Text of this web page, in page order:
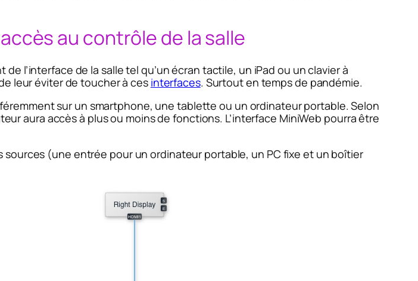
au contrôle de la salle
l’interface de la salle tel qu’un écran tactile, un iPad ou un clavier à
leur éviter de toucher à ces interfaces. Surtout en temps de pandémie.
sur un smartphone, une tablette ou un ordinateur portable. Selon
aura accès à plus ou moins de fonctions. L’interface MiniWeb pourra être
sources (une entrée pour un ordinateur portable, un PC fixe et un boîtier